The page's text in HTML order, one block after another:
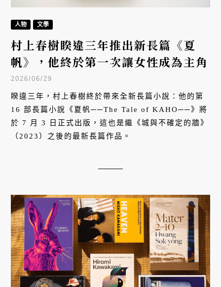
人物 文學
村上春樹睽違三年推出新長篇《夏
帆》，他終於第一次讓女性成為主角
2026/06/29
睽違三年，村上春樹終於帶來全新長篇小說：他的第
16 部長篇小說《夏帆──The Tale of KAHO──》將
於 7 月 3 日正式出版，這也是繼《城與不確定的牆》
（2023）之後的最新長篇作品。